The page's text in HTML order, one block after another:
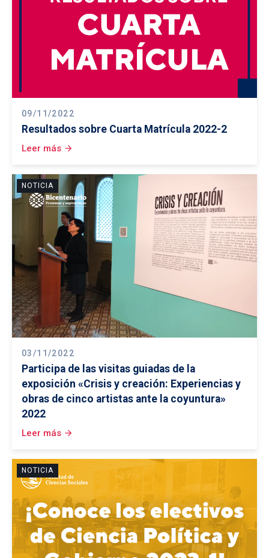
09/11/2022
Resultados sobre Cuarta Matrícula 2022-2
Leer más arrow_forward
NOTICIA
03/11/2022
Participa de las visitas guiadas de la
exposición «Crisis y creación: Experiencias y
obras de cinco artistas ante la coyuntura»
2022
Leer más arrow_forward
NOTICIA